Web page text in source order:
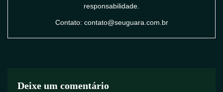
responsabilidade.
Contato: contato@seuguara.com.br
Deixe um comentário